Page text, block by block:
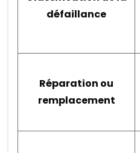
défaillance
Réparation ou
remplacement